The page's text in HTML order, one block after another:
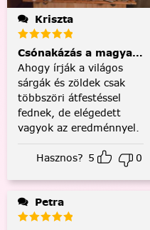
Kriszta
Csónakázás a magyar
Ahogy írják a világos
sárgák és zöldek csak
többszöri átfestéssel
fednek, de elégedett
vagyok az eredménnyel.
Hasznos? 5 0
Petra